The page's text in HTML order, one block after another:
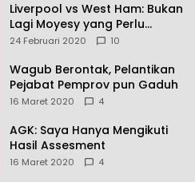
Liverpool vs West Ham: Bukan
Lagi Moyesy yang Perlu
Ditakuti
24 Februari 2020 10
Wagub Berontak, Pelantikan
Pejabat Pemprov pun Gaduh
16 Maret 2020 4
AGK: Saya Hanya Mengikuti
Hasil Assesment
16 Maret 2020 4